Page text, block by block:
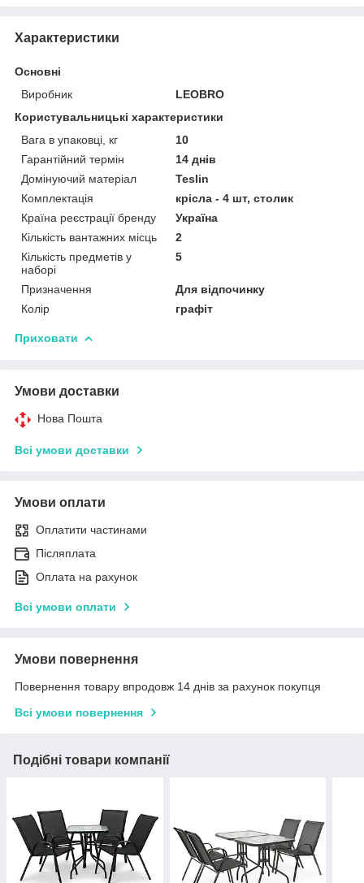
Характеристики
Основні
Виробник
LEOBRO
Користувальницькі характеристики
Вага в упаковці, кг
10
Гарантійний термін
14 днів
Домінуючий матеріал
Teslin
Комплектація
крісла - 4 шт, столик
Країна реєстрації бренду
Україна
Кількість вантажних місць
2
Кількість предметів у
наборі
5
Призначення
Для відпочинку
Колір
графіт
Приховати
Умови доставки
Нова Пошта
Всі умови доставки
Умови оплати
Оплатити частинами
Післяплата
Оплата на рахунок
Всі умови оплати
Умови повернення
Повернення товару впродовж 14 днів за рахунок покупця
Всі умови повернення
Подібні товари компанії